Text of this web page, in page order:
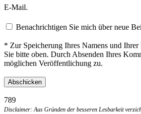
E-Mail.
Benachrichtigen Sie mich über neue
* Zur Speicherung Ihres Namens und
Sie bitte oben. Durch Absenden Ihres
möglichen Veröffentlichung zu.
789
Disclaimer: Aus Gründen der besseren Lesbarkeit